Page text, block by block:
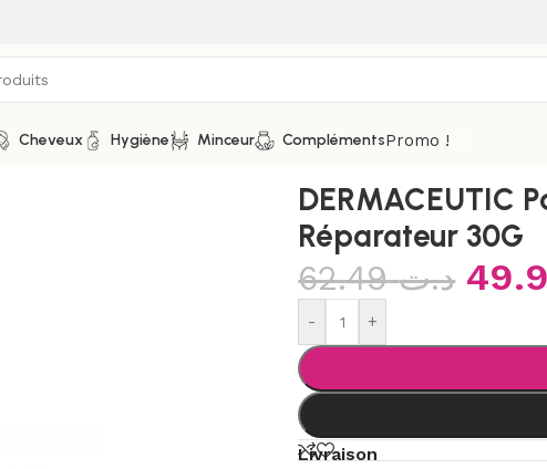
Cheveux Hygiène Minceur ComplémentsPromo !
Ceutic Baume Réparateur 30G
DERMACEUTIC
Réparateur 30G
د.ت62.49
- +
Livraison